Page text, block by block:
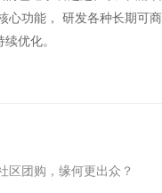
心功能， 研发各种长期可
优化。
区团购，缘何更出众？